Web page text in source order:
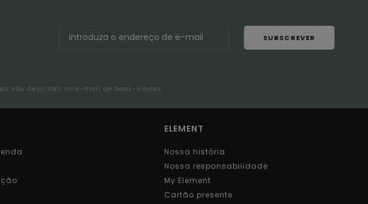
SUBSCREVER
são descritas no e-mail de boas-vindas
ELEMENT
Nossa história
Nossa responsabilidade
My Element
Cartão presente